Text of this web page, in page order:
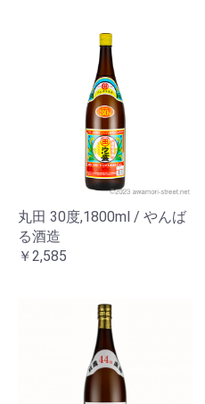
丸田 30度,1800ml / やんば
る酒造
￥2,585